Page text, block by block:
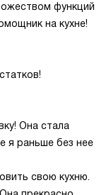
функций
на кухне!
Она стала
я раньше без нее
свою кухню.